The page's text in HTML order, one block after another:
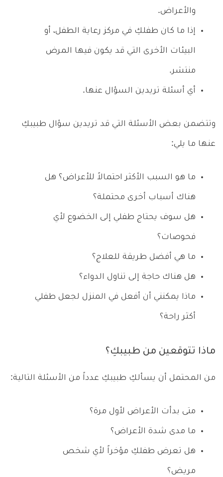
والأعراض.
إذا ما كان طفلكِ في مركز رعاية الطفل، أو
البيئات الأخرى التي قد يكون فيها المرض
منتشر.
أي أسئلة تريدين السؤال عنها.
وتتضمن بعض الأسئلة التي قد تريدين سؤال طبيبكِ
عنها ما يلي:
ما هو السبب الأكثر احتمالاً للأعراض؟ هل
هناك أسباب أخرى محتملة؟
هل سوف يحتاج طفلي إلى الخضوع لأي
فحوصات؟
ما هي أفضل طريقة للعلاج؟
هل هناك حاجة إلى تناول الدواء؟
ماذا يمكنني أن أفعل في المنزل لجعل طفلي
أكثر راحة؟
ماذا تتوقعين من طبيبكِ؟
من المحتمل أن يسألكِ طبيبكِ عدداً من الأسئلة التالية:
متى بدأت الأعراض لأول مرة؟
ما مدى شدة الأعراض؟
هل تعرض طفلكِ مؤخراً لأي شخص
مريض؟